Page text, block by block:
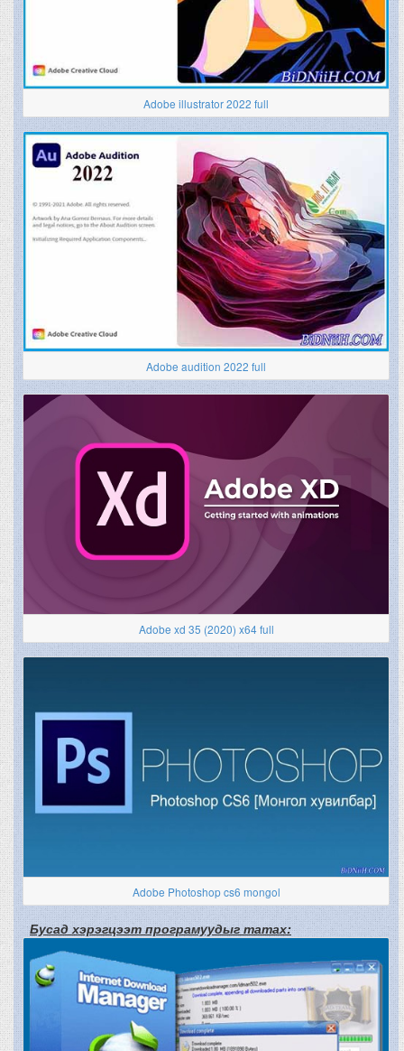
Adobe illustrator 2022 full
Adobe audition 2022 full
Adobe xd 35 (2020) x64 full
Adobe Photoshop cs6 mongol
Бусад хэрэгцээт програмуудыг татах: